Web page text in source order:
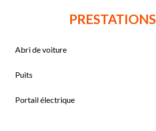
PRESTATIONS
Abri de voiture
Puits
Portail électrique